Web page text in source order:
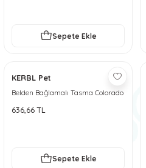
Sepete Ekle
KERBL Pet
Belden Bağlamalı Tasma Colorado
636,66 TL
Sepete Ekle